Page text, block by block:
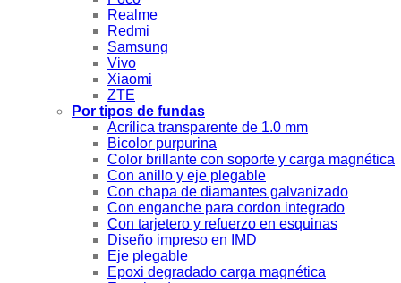
Realme
Redmi
Samsung
Vivo
Xiaomi
ZTE
Por tipos de fundas
Acrílica transparente de 1.0 mm
Bicolor purpurina
Color brillante con soporte y carga magnética
Con anillo y eje plegable
Con chapa de diamantes galvanizado
Con enganche para cordon integrado
Con tarjetero y refuerzo en esquinas
Diseño impreso en IMD
Eje plegable
Epoxi degradado carga magnética